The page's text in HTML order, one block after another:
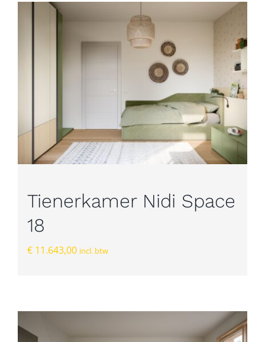
Tienerkamer Nidi Space
18
€11.643,00 incl. btw